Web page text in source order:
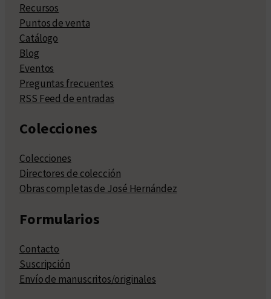
Recursos
Puntos de venta
Catálogo
Blog
Eventos
Preguntas frecuentes
RSS Feed de entradas
Colecciones
Colecciones
Directores de colección
Obras completas de José Hernández
Formularios
Contacto
Suscripción
Envío de manuscritos/originales